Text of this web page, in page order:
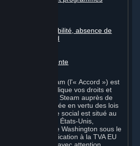
de responsabilité, absence de
limitée et accord
juridiction compétente
Souscription Steam (l'« Accord ») est
juridique qui explique vos droits et
souscripteur de Steam auprès de
société constituée en vertu des lois
et dont le siège social est situé au
WA 98004, États-Unis,
d'État de Washington sous le
numéro d'identification à la TVA EU